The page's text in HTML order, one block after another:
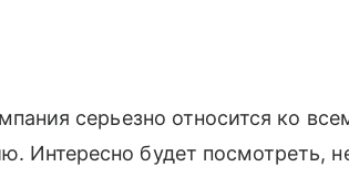
серьезно относится ко
Интересно будет посмотреть,